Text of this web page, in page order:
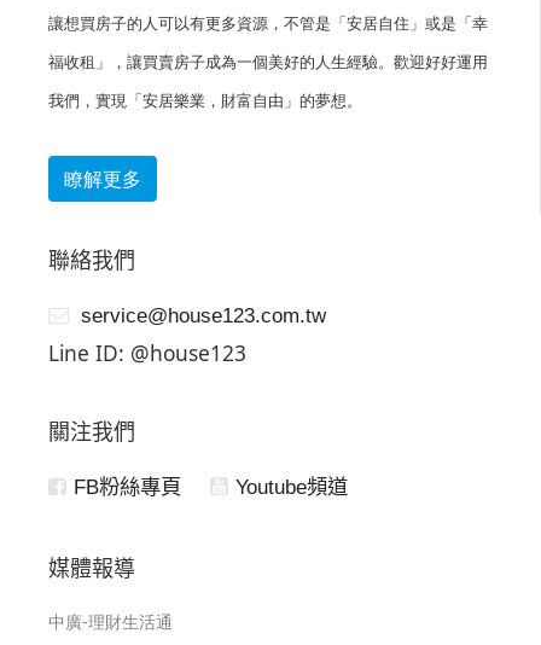
讓想買房子的人可以有更多資源，不管是「安居自住」或是「幸
福收租」，讓買賣房子成為一個美好的人生經驗。歡迎好好運用
我們，實現「安居樂業，財富自由」的夢想。
瞭解更多
聯絡我們
service@house123.com.tw
Line ID: @house123
關注我們
FB粉絲專頁 Youtube頻道
媒體報導
中廣-理財生活通